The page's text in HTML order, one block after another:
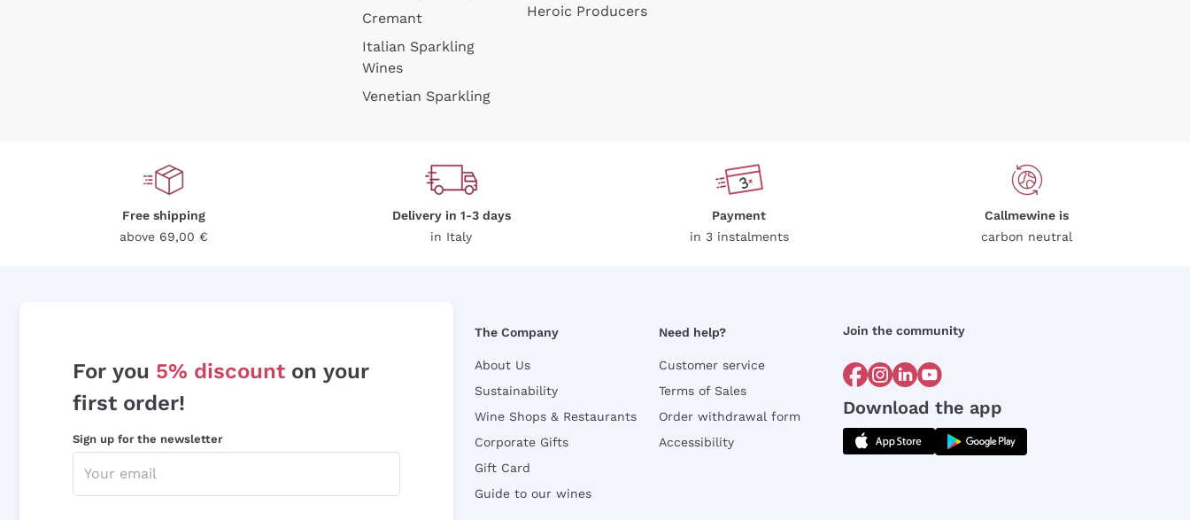
Cremant
Italian Sparkling
Wines
Venetian Sparkling
Heroic Producers
Free shipping
above 69,00 €
Delivery in 1-3 days
in Italy
Payment
in 3 instalments
Callmewine is
carbon neutral
For you 5% discount on your
first order!
Sign up for the newsletter
The Company
About Us
Sustainability
Wine Shops & Restaurants
Corporate Gifts
Gift Card
Guide to our wines
Need help?
Customer service
Terms of Sales
Order withdrawal form
Accessibility
Join the community
Download the app